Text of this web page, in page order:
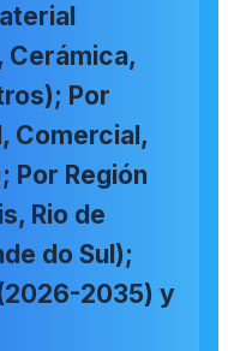
Cerámica,
Por
Comercial,
Por Región
Rio de
do Sul);
2035) y